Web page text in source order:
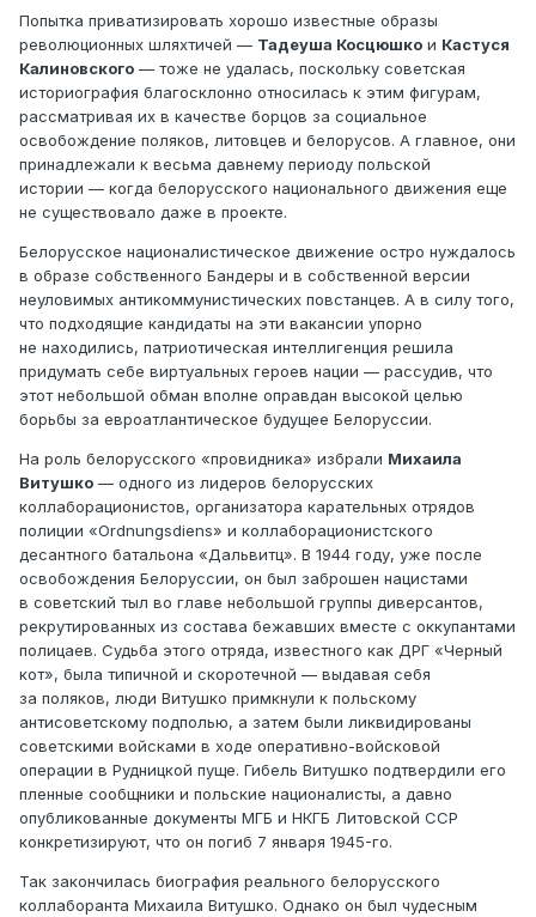
Попытка приватизировать хорошо известные образы
революционных шляхтичей — Тадеуша Косцюшко и Кастуся
Калиновского — тоже не удалась, поскольку советская
историография благосклонно относилась к этим фигурам,
рассматривая их в качестве борцов за социальное
освобождение поляков, литовцев и белорусов. А главное, они
принадлежали к весьма давнему периоду польской
истории — когда белорусского национального движения еще
не существовало даже в проекте.
Белорусское националистическое движение остро нуждалось
в образе собственного Бандеры и в собственной версии
неуловимых антикоммунистических повстанцев. А в силу того,
что подходящие кандидаты на эти вакансии упорно
не находились, патриотическая интеллигенция решила
придумать себе виртуальных героев нации — рассудив, что
этот небольшой обман вполне оправдан высокой целью
борьбы за евроатлантическое будущее Белоруссии.
На роль белорусского «провидника» избрали Михаила
Витушко — одного из лидеров белорусских
коллаборационистов, организатора карательных отрядов
полиции «Ordnungsdiens» и коллаборационистского
десантного батальона «Дальвитц». В 1944 году, уже после
освобождения Белоруссии, он был заброшен нацистами
в советский тыл во главе небольшой группы диверсантов,
рекрутированных из состава бежавших вместе с оккупантами
полицаев. Судьба этого отряда, известного как ДРГ «Черный
кот», была типичной и скоротечной — выдавая себя
за поляков, люди Витушко примкнули к польскому
антисоветскому подполью, а затем были ликвидированы
советскими войсками в ходе оперативно-войсковой
операции в Рудницкой пуще. Гибель Витушко подтвердили его
пленные сообщники и польские националисты, а давно
опубликованные документы МГБ и НКГБ Литовской ССР
конкретизируют, что он погиб 7 января 1945-го.
Так закончилась биография реального белорусского
коллаборанта Михаила Витушко. Однако он был чудесным